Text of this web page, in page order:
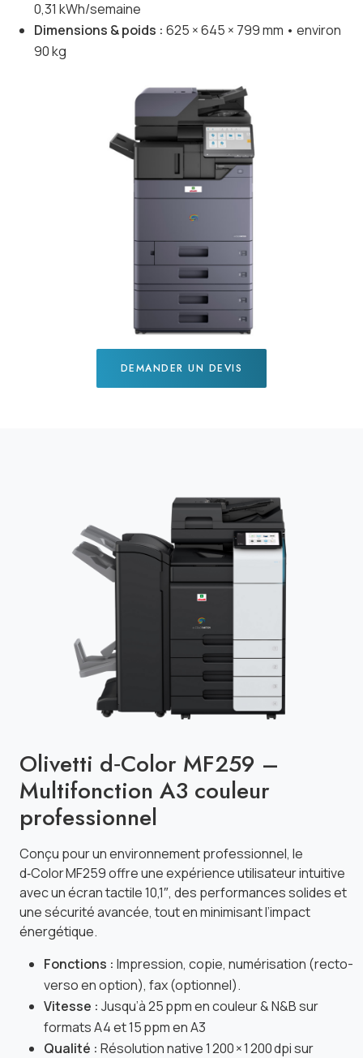
0,31 kWh/semaine
Dimensions & poids : 625 × 645 × 799 mm • environ
90 kg
DEMANDER UN DEVIS
Olivetti d‑Color MF259 –
Multifonction A3 couleur
professionnel
Conçu pour un environnement professionnel, le
d‑Color MF259 offre une expérience utilisateur intuitive
avec un écran tactile 10,1″, des performances solides et
une sécurité avancée, tout en minimisant l’impact
énergétique.
Fonctions : Impression, copie, numérisation (recto-
verso en option), fax (optionnel).
Vitesse : Jusqu’à 25 ppm en couleur & N&B sur
formats A4 et 15 ppm en A3
Qualité : Résolution native 1 200 × 1 200 dpi sur